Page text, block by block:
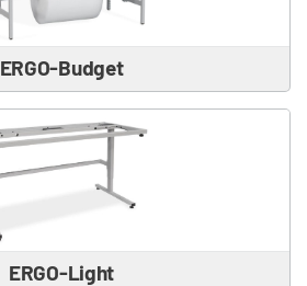
ERGO-Budget
ERGO-Light